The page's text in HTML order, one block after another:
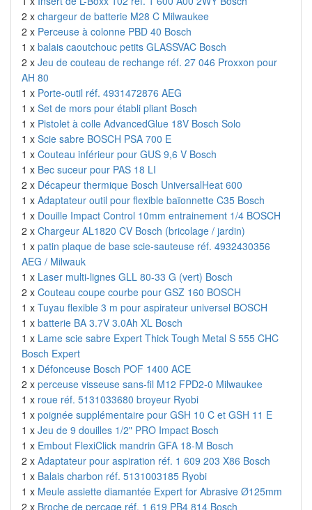
2 x chargeur de batterie M28 C Milwaukee
2 x Perceuse à colonne PBD 40 Bosch
1 x balais caoutchouc petits GLASSVAC Bosch
2 x Jeu de couteau de rechange réf. 27 046 Proxxon pour
AH 80
1 x Porte-outil réf. 4931472876 AEG
1 x Set de mors pour établi pliant Bosch
1 x Pistolet à colle AdvancedGlue 18V Bosch Solo
1 x Scie sabre BOSCH PSA 700 E
1 x Couteau inférieur pour GUS 9,6 V Bosch
1 x Bec suceur pour PAS 18 LI
2 x Décapeur thermique Bosch UniversalHeat 600
1 x Adaptateur outil pour flexible baïonnette C35 Bosch
1 x Douille Impact Control 10mm entrainement 1/4 BOSCH
2 x Chargeur AL1820 CV Bosch (bricolage / jardin)
1 x patin plaque de base scie-sauteuse réf. 4932430356
AEG / Milwauk
1 x Laser multi-lignes GLL 80-33 G (vert) Bosch
2 x Couteau coupe courbe pour GSZ 160 BOSCH
1 x Tuyau flexible 3 m pour aspirateur universel BOSCH
1 x batterie BA 3.7V 3.0Ah XL Bosch
1 x Lame scie sabre Expert Thick Tough Metal S 555 CHC
Bosch Expert
1 x Défonceuse Bosch POF 1400 ACE
2 x perceuse visseuse sans-fil M12 FPD2-0 Milwaukee
1 x roue réf. 5131033680 broyeur Ryobi
1 x poignée supplémentaire pour GSH 10 C et GSH 11 E
1 x Jeu de 9 douilles 1/2" PRO Impact Bosch
1 x Embout FlexiClick mandrin GFA 18-M Bosch
2 x Adaptateur pour aspiration réf. 1 609 203 X86 Bosch
1 x Balais charbon réf. 5131003185 Ryobi
1 x Meule assiette diamantée Expert for Abrasive Ø125mm
2 x Broche de perçage réf. 1 619 PB4 814 Bosch